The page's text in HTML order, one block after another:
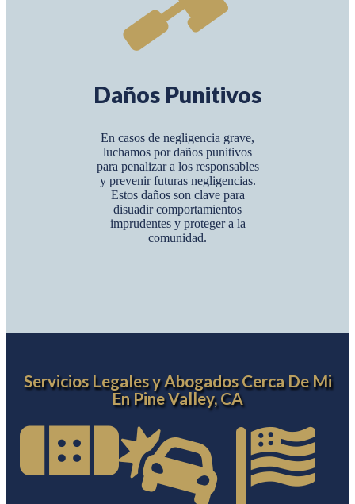
Daños Punitivos
En casos de negligencia grave,
luchamos por daños punitivos
para penalizar a los responsables
y prevenir futuras negligencias.
Estos daños son clave para
disuadir comportamientos
imprudentes y proteger a la
comunidad.
Servicios Legales y Abogados Cerca De Mi
En Pine Valley, CA